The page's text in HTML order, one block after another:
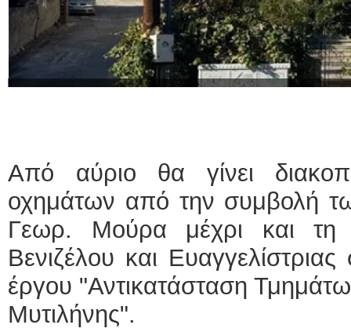
Από αύριο θα γίνει
οχημάτων από την συμβολή
Γεωρ. Μούρα μέχρι και
Βενιζέλου και
έργου "Αντικατάσταση
Μυτιλήνης".